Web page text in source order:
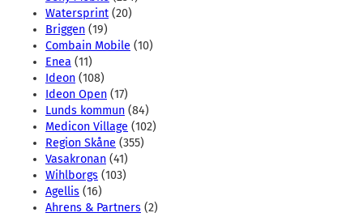
Watersprint (20)
Briggen (19)
Combain Mobile (10)
Enea (11)
Ideon (108)
Ideon Open (17)
Lunds kommun (84)
Medicon Village (102)
Region Skåne (355)
Vasakronan (41)
Wihlborgs (103)
Agellis (16)
Ahrens & Partners (2)